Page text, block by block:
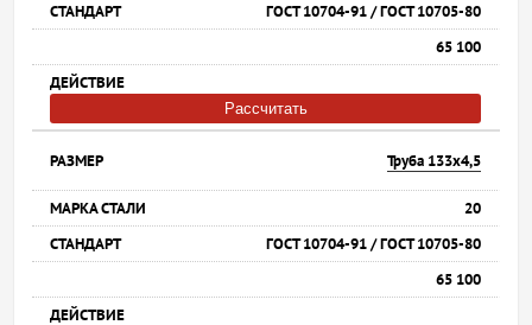
ГОСТ 10704-91 / ГОСТ 10705-80
65 100
Рассчитать
Труба 133х4,5
20
ГОСТ 10704-91 / ГОСТ 10705-80
65 100